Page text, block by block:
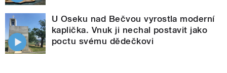
U Oseku nad Bečvou vyrostla moderní
kaplička. Vnuk ji nechal postavit jako
poctu svému dědečkovi